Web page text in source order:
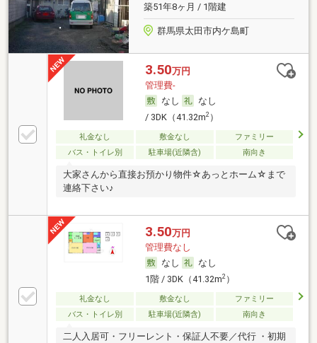
築51年8ヶ月 / 1階建
群馬県太田市内ケ島町
3.50万円
管理費-
なし
なし
/ 3DK（41.32m2）
礼金なし 敷金なし
ファミリー
バス・トイレ別
駐車場(近隣含) 南向き
大家さんから直接お預かり物件☆あっとホーム☆まで
連絡下さい♪
3.50万円
管理費なし
なし
なし
1階 / 3DK（41.32m2）
礼金なし 敷金なし
ファミリー
バス・トイレ別
駐車場(近隣含) 南向き
二人入居可・フリーレント・保証人不要／代行 ・初期